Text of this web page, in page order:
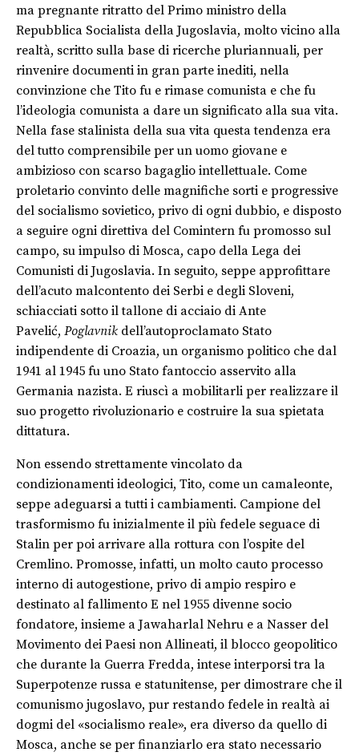
ma pregnante ritratto del Primo ministro della
Repubblica Socialista della Jugoslavia, molto vicino alla
realtà, scritto sulla base di ricerche pluriannuali, per
rinvenire documenti in gran parte inediti, nella
convinzione che Tito fu e rimase comunista e che fu
l’ideologia comunista a dare un significato alla sua vita.
Nella fase stalinista della sua vita questa tendenza era
del tutto comprensibile per un uomo giovane e
ambizioso con scarso bagaglio intellettuale. Come
proletario convinto delle magnifiche sorti e progressive
del socialismo sovietico, privo di ogni dubbio, e disposto
a seguire ogni direttiva del Comintern fu promosso sul
campo, su impulso di Mosca, capo della Lega dei
Comunisti di Jugoslavia. In seguito, seppe approfittare
dell’acuto malcontento dei Serbi e degli Sloveni,
schiacciati sotto il tallone di acciaio di Ante
Pavelić, Poglavnik dell’autoproclamato Stato
indipendente di Croazia, un organismo politico che dal
1941 al 1945 fu uno Stato fantoccio asservito alla
Germania nazista. E riuscì a mobilitarli per realizzare il
suo progetto rivoluzionario e costruire la sua spietata
dittatura.
Non essendo strettamente vincolato da
condizionamenti ideologici, Tito, come un camaleonte,
seppe adeguarsi a tutti i cambiamenti. Campione del
trasformismo fu inizialmente il più fedele seguace di
Stalin per poi arrivare alla rottura con l’ospite del
Cremlino. Promosse, infatti, un molto cauto processo
interno di autogestione, privo di ampio respiro e
destinato al fallimento E nel 1955 divenne socio
fondatore, insieme a Jawaharlal Nehru e a Nasser del
Movimento dei Paesi non Allineati, il blocco geopolitico
che durante la Guerra Fredda, intese interporsi tra la
Superpotenze russa e statunitense, per dimostrare che il
comunismo jugoslavo, pur restando fedele in realtà ai
dogmi del «socialismo reale», era diverso da quello di
Mosca, anche se per finanziarlo era stato necessario